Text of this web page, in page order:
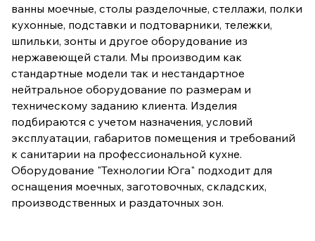
ванны моечные, столы разделочные, стеллажи, полки
кухонные, подставки и подтоварники, тележки,
шпильки, зонты и другое оборудование из
нержавеющей стали. Мы производим как
стандартные модели так и нестандартное
нейтральное оборудование по размерам и
техническому заданию клиента. Изделия
подбираются с учетом назначения, условий
эксплуатации, габаритов помещения и требований
к санитарии на профессиональной кухне.
Оборудование "Технологии Юга" подходит для
оснащения моечных, заготовочных, складских,
производственных и раздаточных зон.